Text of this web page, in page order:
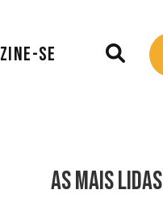
ZINE-SE
AS MAIS LIDAS